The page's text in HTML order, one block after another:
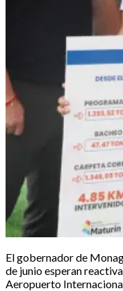
El gobernador de
de junio esperan
Aeropuerto